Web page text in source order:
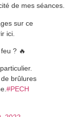
de mes séances.
sur ce
ici.
? 🔥
brûlures
#PECH